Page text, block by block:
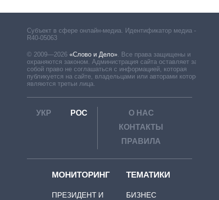
Субъект в сфере онлайн-медиа. Идентификатор медиа –
R40-05063
© 2009—2026 «Слово и Дело». Все права защищены и
охраняются законом. Администрация сайта оставляет за
собой право не соглашаться с информацией, которая
публикуется на сайте, владельцами или авторами которой
являются третьи лица.
УКР РОС
О НАС
КОНТАКТЫ
ПРАВИЛА
МОНИТОРИНГ
ПРЕЗИДЕНТ И
ТЕМАТИКИ
БИЗНЕС